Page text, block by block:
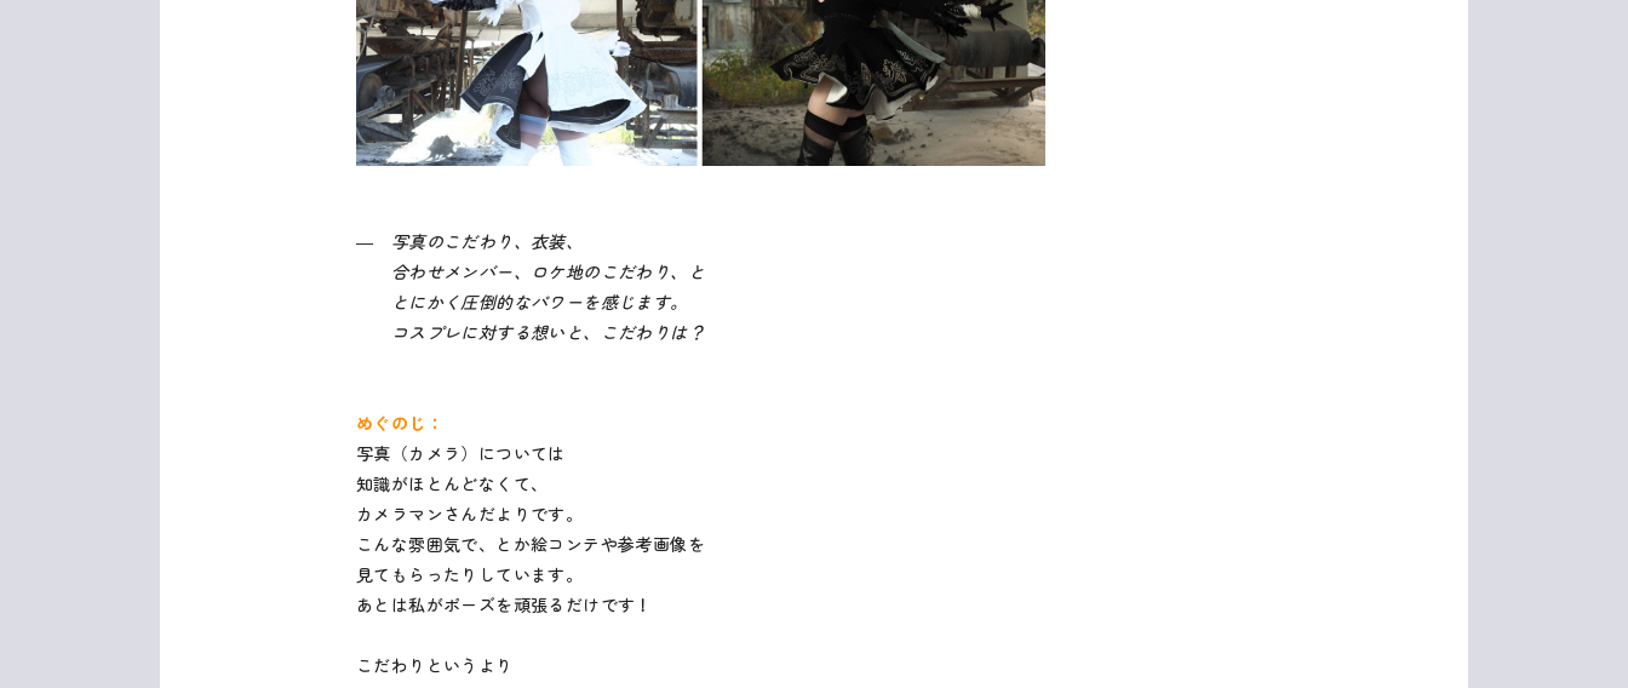
― 写真のこだわり、衣装、
合わせメンバー、ロケ地のこだわり、と
とにかく圧倒的なパワーを感じます。
コスプレに対する想いと、こだわりは？
めぐのじ：
写真（カメラ）については
知識がほとんどなくて、
カメラマンさんだよりです。
こんな雰囲気で、とか絵コンテや参考画像を
見てもらったりしています。
あとは私がポーズを頑張るだけです！
こだわりというより